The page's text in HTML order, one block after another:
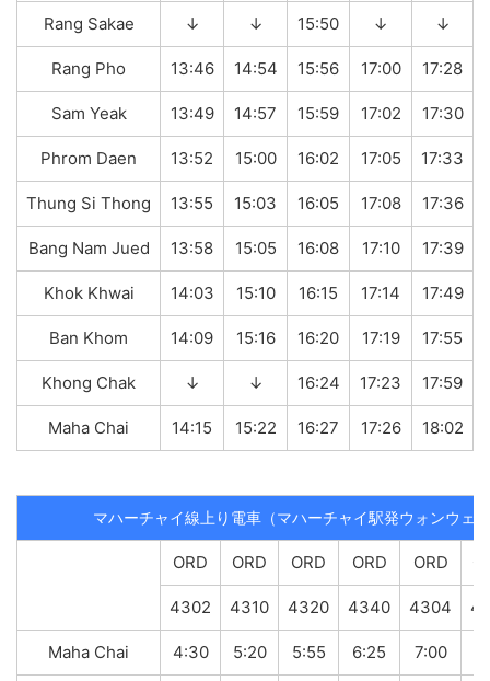
Rang Sakae ↓ ↓ 15:50 ↓ ↓
Rang Pho 13:46 14:54 15:56 17:00 17:28
Sam Yeak 13:49 14:57 15:59 17:02 17:30
Phrom Daen 13:52 15:00 16:02 17:05 17:33
Thung Si Thong 13:55 15:03 16:05 17:08 17:36
Bang Nam Jued 13:58 15:05 16:08 17:10 17:39
Khok Khwai 14:03 15:10 16:15 17:14 17:49
Ban Khom 14:09 15:16 16:20 17:19 17:55
Khong Chak ↓ ↓ 16:24 17:23 17:59
Maha Chai 14:15 15:22 16:27 17:26 18:02
マハーチャイ線上り電車（マハーチャイ駅発ウォンウェ
ORD ORD ORD ORD ORD
4302 4310 4320 4340 4304
Maha Chai 4:30 5:20 5:55 6:25 7:00